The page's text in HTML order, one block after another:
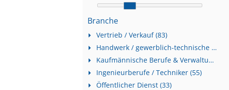
Branche
Vertrieb / Verkauf (83)
Handwerk / gewerblich-technische Berufe (76)
Kaufmännische Berufe & Verwaltung (60)
Ingenieurberufe / Techniker (55)
Öffentlicher Dienst (33)